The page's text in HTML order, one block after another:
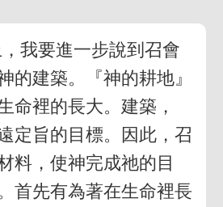
我要進一步說到召會
的建築。『神的耕地』
命裡的長大。建築，
定旨的目標。因此，召
料，使神完成祂的目
首先有為著在生命裡長